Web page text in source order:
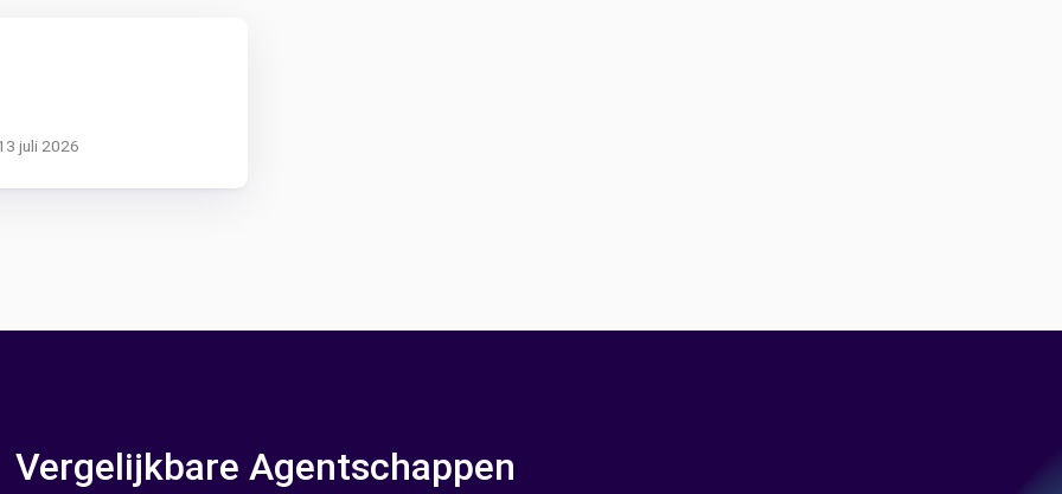
juli 2026
Vergelijkbare Agentschappen